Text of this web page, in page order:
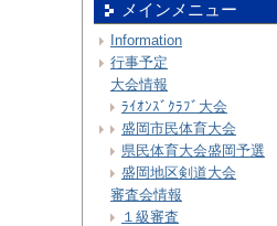
メインメニュー
Information
行事予定
大会情報
ﾗｲｵﾝｽﾞｸﾗﾌﾞ大会
盛岡市民体育大会
県民体育大会盛岡予選
盛岡地区剣道大会
審査会情報
１級審査